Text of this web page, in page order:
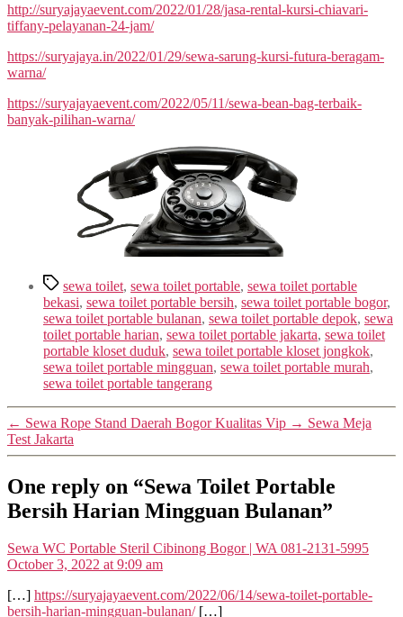
http://suryajayaevent.com/2022/01/28/jasa-rental-kursi-chiavari-
tiffany-pelayanan-24-jam/
https://suryajaya.in/2022/01/29/sewa-sarung-kursi-futura-beragam-
warna/
https://suryajayaevent.com/2022/05/11/sewa-bean-bag-terbaik-
banyak-pilihan-warna/
Tagssewa toilet, sewa toilet portable, sewa toilet portable
bekasi, sewa toilet portable bersih, sewa toilet portable bogor,
sewa toilet portable bulanan, sewa toilet portable depok, sewa
toilet portable harian, sewa toilet portable jakarta, sewa toilet
portable kloset duduk, sewa toilet portable kloset jongkok,
sewa toilet portable mingguan, sewa toilet portable murah,
sewa toilet portable tangerang
← Sewa Rope Stand Daerah Bogor Kualitas Vip → Sewa Meja
Test Jakarta
One reply on “Sewa Toilet Portable
Bersih Harian Mingguan Bulanan”
Sewa WC Portable Steril Cibinong Bogor | WA 081-2131-5995says:
October 3, 2022 at 9:09 am
[…] https://suryajayaevent.com/2022/06/14/sewa-toilet-portable-
bersih-harian-mingguan-bulanan/[…]